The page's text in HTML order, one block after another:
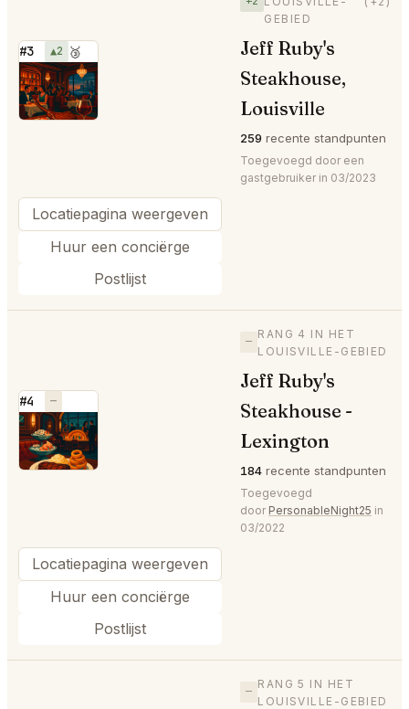
#3 ▲2 🥉
⭐
GEBIED
Jeff Ruby's
Steakhouse,
Louisville
259 recente standpunten
Toegevoegd door een
gastgebruiker in 03/2023
Locatiepagina weergeven
Huur een conciërge
Postlijst
#4 —
⭐
—
RANG 4 IN HET
LOUISVILLE-GEBIED
Jeff Ruby's
Steakhouse -
Lexington
184 recente standpunten
Toegevoegd
door PersonableNight25 in
03/2022
Locatiepagina weergeven
Huur een conciërge
Postlijst
—
RANG 5 IN HET
LOUISVILLE-GEBIED